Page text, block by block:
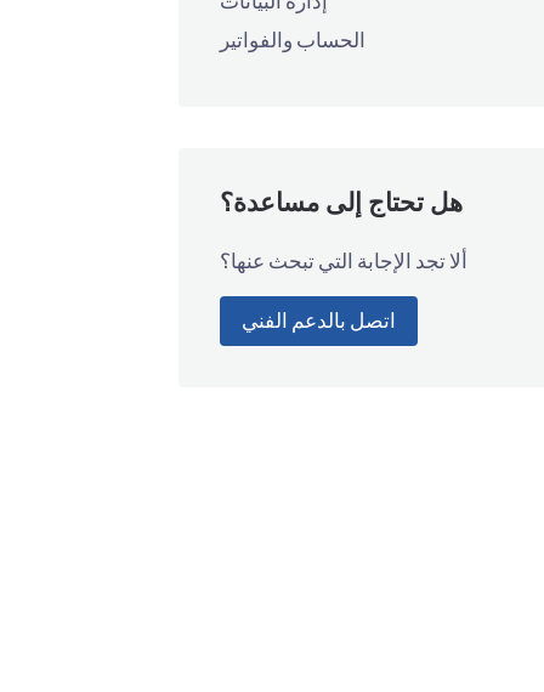
الحساب والفواتير
هل تحتاج إلى مساعدة؟
ألا تجد الإجابة التي تبحث عنها؟
اتصل بالدعم الفني